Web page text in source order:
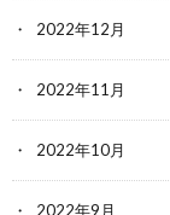
2022年12月
2022年11月
2022年10月
2022年9月